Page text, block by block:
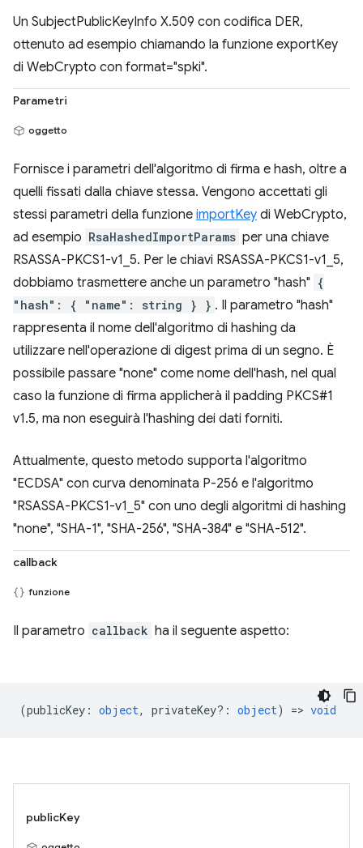
Un SubjectPublicKeyInfo X.509 con codifica DER,
ottenuto ad esempio chiamando la funzione exportKey
di WebCrypto con format="spki".
Parametri
oggetto
Fornisce i parametri dell'algoritmo di firma e hash, oltre a
quelli fissati dalla chiave stessa. Vengono accettati gli
stessi parametri della funzione importKey di WebCrypto,
ad esempio RsaHashedImportParams per una chiave
RSASSA-PKCS1-v1_5. Per le chiavi RSASSA-PKCS1-v1_5,
dobbiamo trasmettere anche un parametro "hash" {
"hash": { "name": string } } . Il parametro "hash"
rappresenta il nome dell'algoritmo di hashing da
utilizzare nell'operazione di digest prima di un segno. È
possibile passare "none" come nome dell'hash, nel qual
caso la funzione di firma applicherà il padding PKCS#1
v1.5, ma non eseguirà l'hashing dei dati forniti.
Attualmente, questo metodo supporta l'algoritmo
"ECDSA" con curva denominata P-256 e l'algoritmo
"RSASSA-PKCS1-v1_5" con uno degli algoritmi di hashing
"none", "SHA-1", "SHA-256", "SHA-384" e "SHA-512".
callback
funzione
Il parametro callback ha il seguente aspetto:
(publicKey : object, privateKey? : object) => void
publicKey